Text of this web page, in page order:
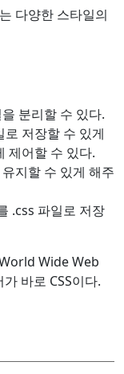
다양한 스타일의
분리할 수 있다.
로 저장할 수 있게
제어할 수 있다.
지할 수 있게 해주
.css 파일로 저장
Wide Web
바로 CSS이다.